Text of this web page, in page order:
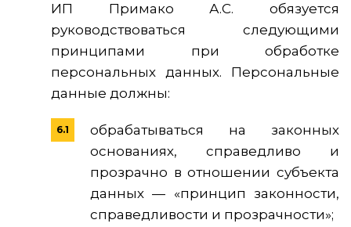
ИП Примако А.С. обязуется
руководствоваться следующими
принципами при обработке
персональных данных. Персональные
данные должны:
обрабатываться на законных
основаниях, справедливо и
прозрачно в отношении субъекта
данных — «принцип законности,
справедливости и прозрачности»;